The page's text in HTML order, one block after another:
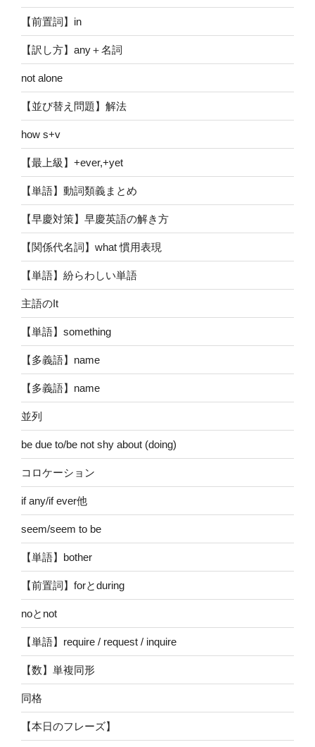
【前置詞】in
【訳し方】any＋名詞
not alone
【並び替え問題】解法
how s+v
【最上級】+ever,+yet
【単語】動詞類義まとめ
【早慶対策】早慶英語の解き方
【関係代名詞】what 慣用表現
【単語】紛らわしい単語
主語のIt
【単語】something
【多義語】name
【多義語】name
並列
be due to/be not shy about (doing)
コロケーション
if any/if ever他
seem/seem to be
【単語】bother
【前置詞】forとduring
noとnot
【単語】require / request / inquire
【数】単複同形
同格
【本日のフレーズ】